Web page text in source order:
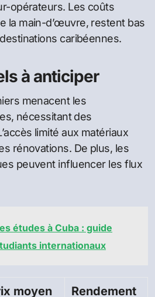
opérateurs. Les coûts
la main-d’œuvre, restent bas
caribéennes.
à anticiper
menacent les
nécessitant des
limité aux matériaux
rénovations. De plus, les
peuvent influencer les flux
études à Cuba : guide
internationaux
moyen Rendement